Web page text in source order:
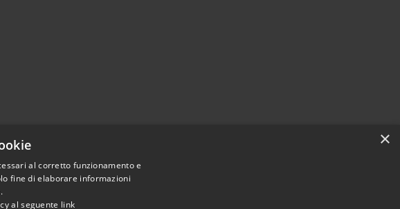
×
al corretto funzionamento e
fine di elaborare informazioni
al seguente link